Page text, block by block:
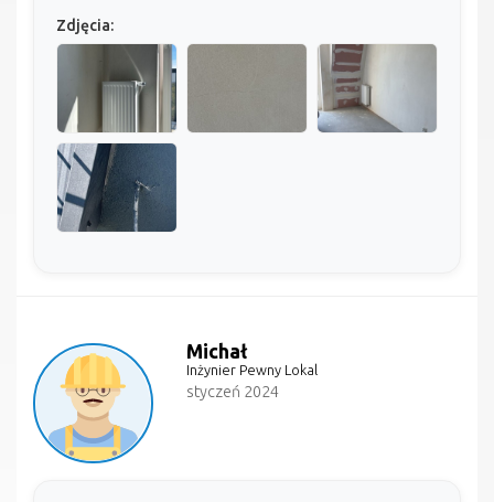
Zdjęcia:
Michał
Inżynier Pewny Lokal
styczeń 2024